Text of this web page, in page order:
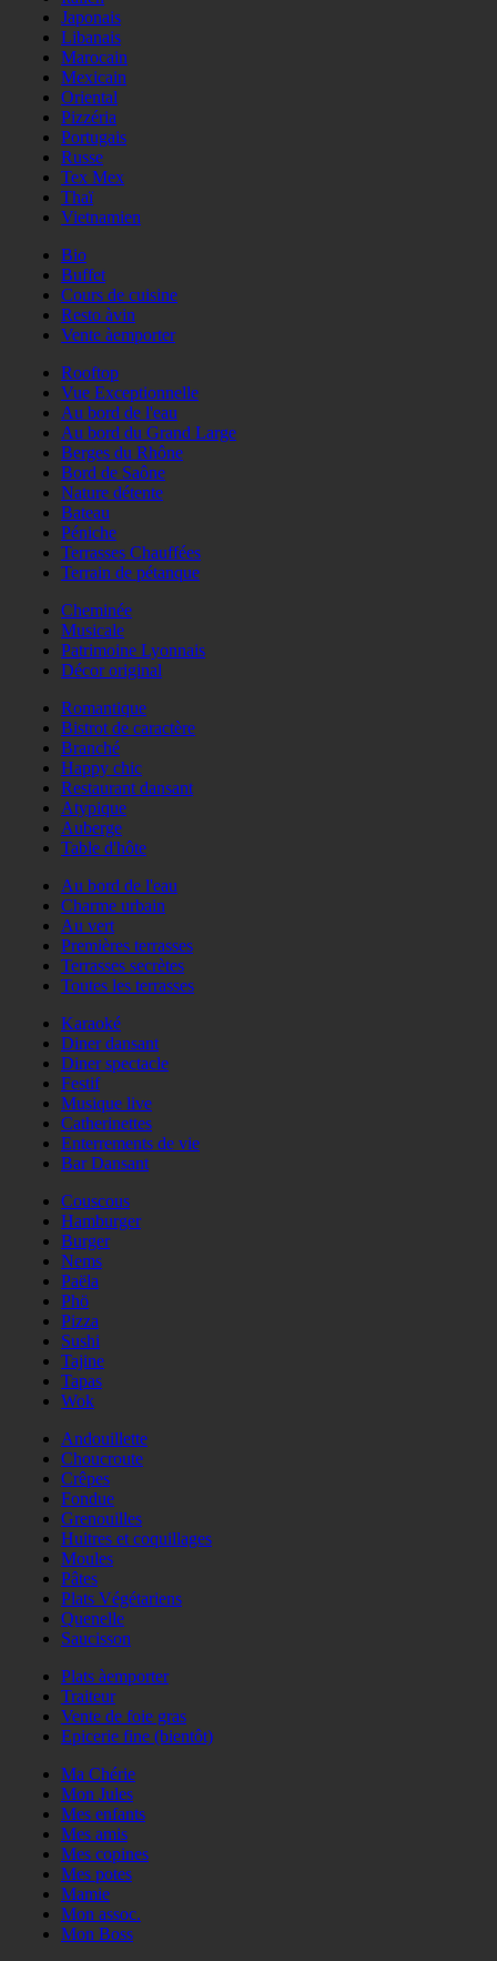
Japonais
Libanais
Marocain
Mexicain
Oriental
Pizzéria
Portugais
Russe
Tex Mex
Thaï
Vietnamien
Bio
Buffet
Cours de cuisine
Resto àvin
Vente àemporter
Rooftop
Vue Exceptionnelle
Au bord de l'eau
Au bord du Grand Large
Berges du Rhône
Bord de Saône
Nature détente
Bateau
Péniche
Terrasses Chauffées
Terrain de pétanque
Cheminée
Musicale
Patrimoine Lyonnais
Décor original
Romantique
Bistrot de caractère
Branché
Happy chic
Restaurant dansant
Atypique
Auberge
Table d'hôte
Au bord de l'eau
Charme urbain
Au vert
Premières terrasses
Terrasses secrètes
Toutes les terrasses
Karaoké
Diner dansant
Diner spectacle
Festif
Musique live
Catherinettes
Enterrements de vie
Bar Dansant
Couscous
Hamburger
Burger
Nems
Paëla
Phö
Pizza
Sushi
Tajine
Tapas
Wok
Andouillette
Choucroute
Crêpes
Fondue
Grenouilles
Huitres et coquillages
Moules
Pâtes
Plats Végétariens
Quenelle
Saucisson
Plats àemporter
Traiteur
Vente de foie gras
Epicerie fine (bientôt)
Ma Chérie
Mon Jules
Mes enfants
Mes amis
Mes copines
Mes potes
Mamie
Mon assoc.
Mon Boss